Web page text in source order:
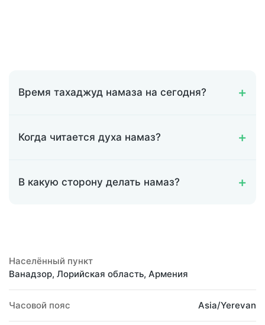
Время тахаджуд намаза на сегодня?
Когда читается духа намаз?
В какую сторону делать намаз?
Населённый пункт
Ванадзор, Лорийская область, Армения
Часовой пояс Asia/Yerevan